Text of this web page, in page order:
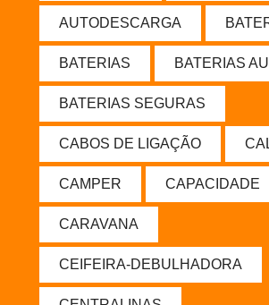
AUTODESCARGA
BATERIAS BATERIAS
BATERIAS SEGURAS
CABOS DE LIGAÇÃO
CAMPER CAPACIDADE
CARAVANA
CEIFEIRA-DEBULHADORA